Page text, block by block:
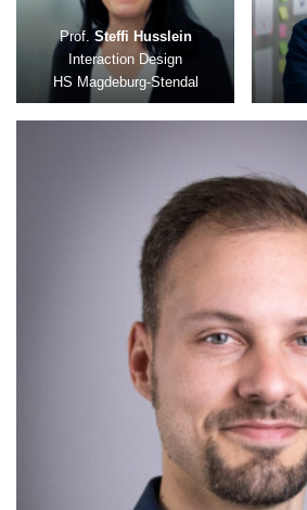
Prof. Steffi Husslein
Interaction Design
HS Magdeburg-Stendal